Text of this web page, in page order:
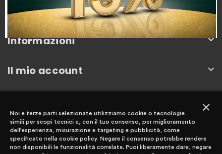
info@capitaningrosso.it
Informazioni 
Il mio account 
close
Noi e terze parti selezionate utilizziamo cookie o tecnologie
simili per scopi tecnici e, con il tuo consenso, per miglioramento
dell’esperienza, misurazione e targeting e pubblicità, come
specificato nella cookie policy. Negare il consenso potrebbe rendere
non disponibili le funzionalità correlate. Puoi liberamente dare, negare